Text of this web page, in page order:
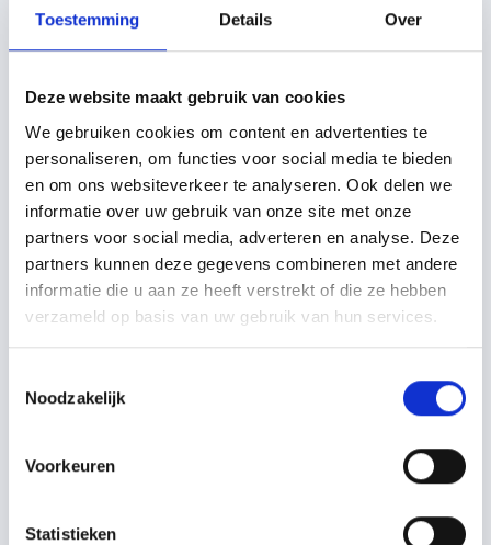
Toestemming Details Over
Deze website maakt gebruik van cookies
We gebruiken cookies om content en advertenties te
personaliseren, om functies voor social media te bieden
en om ons websiteverkeer te analyseren. Ook delen we
informatie over uw gebruik van onze site met onze
partners voor social media, adverteren en analyse. Deze
partners kunnen deze gegevens combineren met andere
informatie die u aan ze heeft verstrekt of die ze hebben
verzameld op basis van uw gebruik van hun services.
Noodzakelijk
Voorkeuren
Statistieken
CAPTCHA